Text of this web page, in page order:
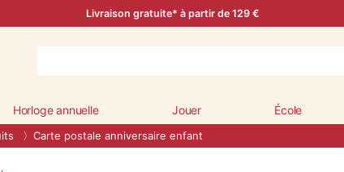
Livraison gratuite* à partir de 129 €
Horloge annuelle Jouer École
Carte postale anniversaire enfant